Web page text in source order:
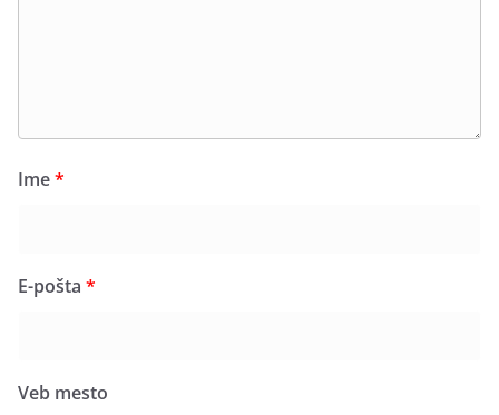
Ime*
E-pošta *
Veb mesto